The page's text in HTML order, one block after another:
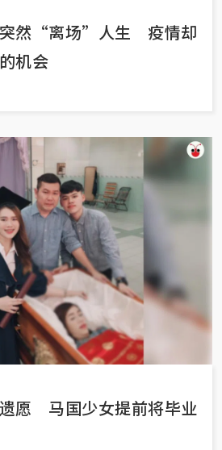
突然“离场”人生 疫情却
机会
愿 马国少女提前将毕业